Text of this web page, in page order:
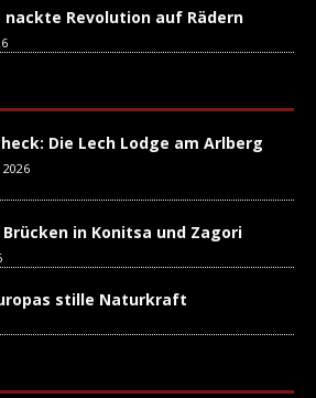
nackte Revolution auf Rädern
Die Lech Lodge am Arlberg
2026
in Konitsa und Zagori
stille Naturkraft